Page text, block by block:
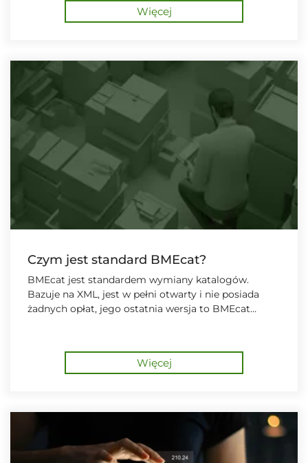
Więcej
Czym jest standard BMEcat?
BMEcat jest standardem wymiany katalogów.
Bazuje na XML, jest w pełni otwarty i nie posiada
żadnych opłat, jego ostatnia wersja to BMEcat
Więcej